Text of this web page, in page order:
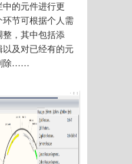
中的元件进行更
环节可根据个人需
整，其中包括添
以及对已经有的元
除……